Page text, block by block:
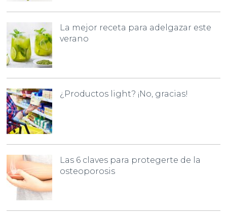
La mejor receta para adelgazar este
verano
¿Productos light? ¡No, gracias!
Las 6 claves para protegerte de la
osteoporosis